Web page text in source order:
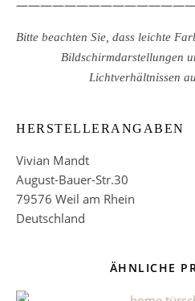
Bitte beachten Sie, dass leichte
Bildschirmdarstellungen
Lichtverhältnissen
HERSTELLERANGABEN
Vivian Mandt
August-Bauer-Str.30
79576 Weil am Rhein
Deutschland
ÄHNLICHE